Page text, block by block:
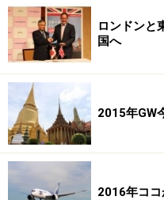
ロンドンと
国へ
2015年GW
2016年コ